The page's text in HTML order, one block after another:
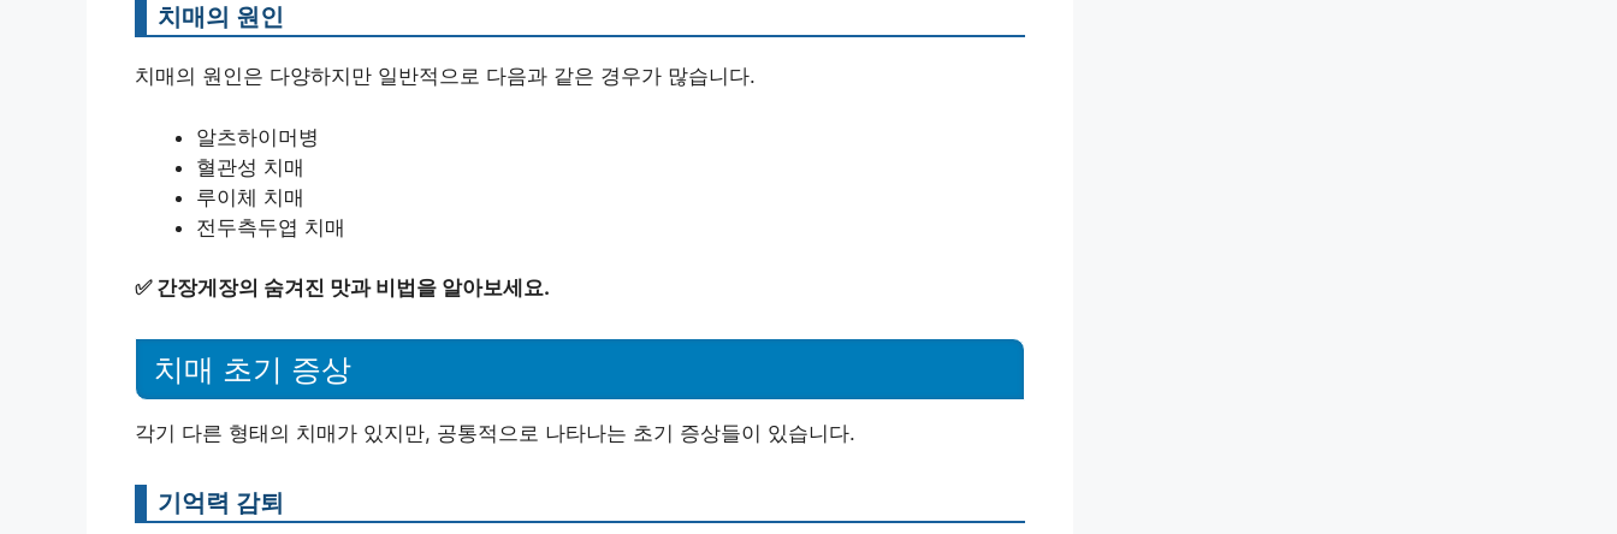
치매의 원인
치매의 원인은 다양하지만 일반적으로 다음과 같은 경우가 많습니다.
알츠하이머병
혈관성 치매
루이체 치매
전두측두엽 치매
✅ 간장게장의 숨겨진 맛과 비법을 알아보세요.
치매 초기 증상
각기 다른 형태의 치매가 있지만, 공통적으로 나타나는 초기 증상들이 있습니다.
기억력 감퇴